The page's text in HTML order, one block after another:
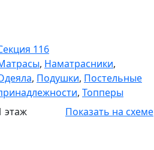
116
, Наматрасники,
, Подушки, Постельные
, Топперы
этаж
Показать на схеме